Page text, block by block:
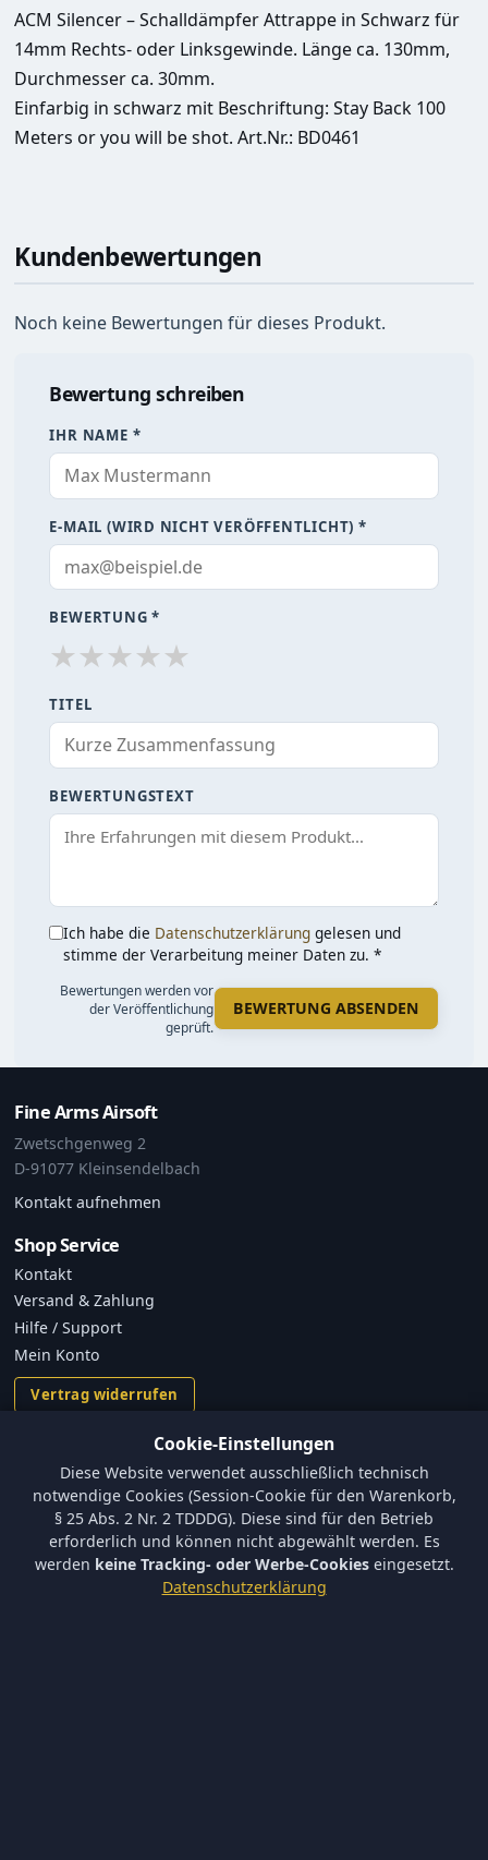
ACM Silencer – Schalldämpfer Attrappe in Schwarz für
14mm Rechts- oder Linksgewinde. Länge ca. 130mm,
Durchmesser ca. 30mm.
Einfarbig in schwarz mit Beschriftung: Stay Back 100
Meters or you will be shot. Art.Nr.: BD0461
Kundenbewertungen
Noch keine Bewertungen für dieses Produkt.
Bewertung schreiben
IHR NAME *
E-MAIL (WIRD NICHT VERÖFFENTLICHT) *
BEWERTUNG *
★★★★★
TITEL
BEWERTUNGSTEXT
Ich habe die Datenschutzerklärung gelesen und
stimme der Verarbeitung meiner Daten zu. *
Bewertungen werden vor
der Veröffentlichung
geprüft.
BEWERTUNG ABSENDEN
Fine Arms Airsoft
Zwetschgenweg 2
D-91077 Kleinsendelbach
Kontakt aufnehmen
Shop Service
Kontakt
Versand & Zahlung
Hilfe / Support
Mein Konto
Vertrag widerrufen
Versand und Zahlungsbedingungen
Batterieverordnung & Sicherheitshinweise
Datenschutz
Cookie-Einstellungen
Diese Website verwendet ausschließlich technisch
notwendige Cookies (Session-Cookie für den Warenkorb,
§ 25 Abs. 2 Nr. 2 TDDDG). Diese sind für den Betrieb
erforderlich und können nicht abgewählt werden. Es
werden keine Tracking- oder Werbe-Cookieseingesetzt.
Datenschutzerklärung